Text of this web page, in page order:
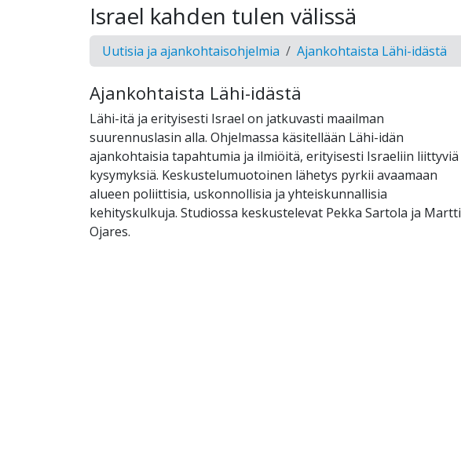
Israel kahden tulen välissä
Uutisia ja ajankohtaisohjelmia Ajankohtaista Lähi-idästä
Ajankohtaista Lähi-idästä
Lähi-itä ja erityisesti Israel on jatkuvasti maailman
suurennuslasin alla. Ohjelmassa käsitellään Lähi-idän
ajankohtaisia tapahtumia ja ilmiöitä, erityisesti Israeliin liittyviä
kysymyksiä. Keskustelumuotoinen lähetys pyrkii avaamaan
alueen poliittisia, uskonnollisia ja yhteiskunnallisia
kehityskulkuja. Studiossa keskustelevat Pekka Sartola ja Martti
Ojares.